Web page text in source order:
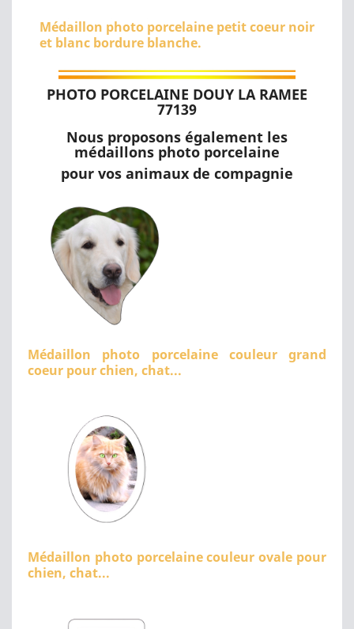
Médaillon photo porcelaine petit coeur noir
et blanc bordure blanche.
PHOTO PORCELAINE DOUY LA RAMEE
77139
Nous proposons également les
médaillons photo porcelaine
pour vos animaux de compagnie
Médaillon photo porcelaine couleur grand
coeur pour chien, chat...
Médaillon photo porcelaine couleur ovale pour
chien, chat...